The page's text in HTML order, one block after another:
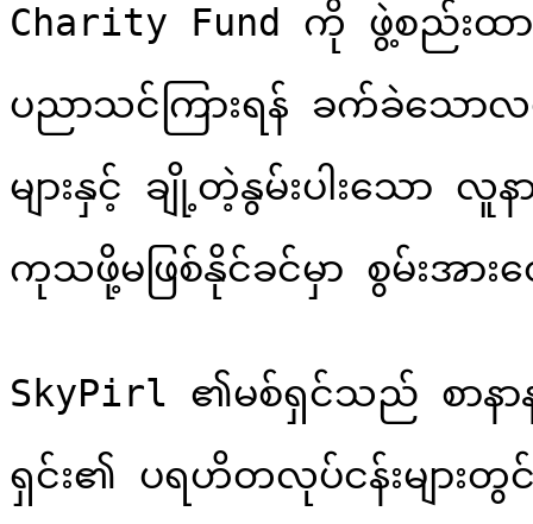
Charity Fund ကို ဖွဲ့စည်းထာ
ပညာသင်ကြားရန် ခက်ခဲသေ
များနှင့် ချို့တဲ့နွမ်းပါးသော
ကုသဖို့မဖြစ်နိုင်ခင်မှာ စွမ်းအာ
SkyPirl ၏မစ်ရှင်သည် စာနာန
ရှင်း၏ ပရဟိတလုပ်ငန်းများ